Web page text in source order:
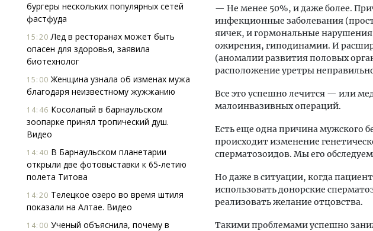
бургеры нескольких популярных сетей
фастфуда
15:20 Лед в ресторанах может быть
опасен для здоровья, заявила
биотехнолог
15:00 Женщина узнала об изменах мужа
благодаря неизвестному жужжанию
14:46 Косолапый в барнаульском
зоопарке принял тропический душ.
Видео
14:40 В Барнаульском планетарии
открыли две фотовыставки к 65-летию
полета Титова
14:20 Телецкое озеро во время штиля
показали на Алтае. Видео
14:00 Ученый объяснила, почему в
— Не менее 50%, и даже более.
инфекционные заболевания
яичек, и гормональные
ожирения, гиподинамии. И
(аномалии развития половых
расположение уретры
Все это успешно лечится — или
малоинвазивных операций.
Есть еще одна причина мужского
происходит изменение
сперматозоидов. Мы его
Но даже в ситуации, когда
использовать донорские
реализовать желание отцовства.
Такими проблемами успешно